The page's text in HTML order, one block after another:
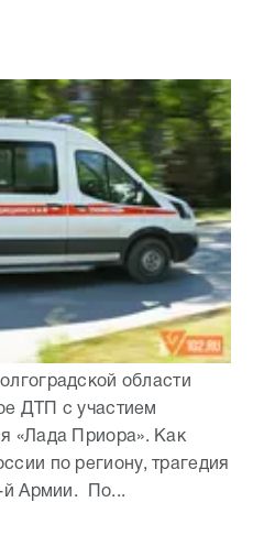
области
ДТП с участием
«Лада Приора». Как
по региону, трагедия
й Армии. По...